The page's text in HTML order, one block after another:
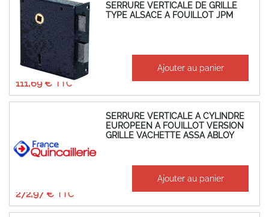
SERRURE VERTICALE DE GRILLE
TYPE ALSACE A FOUILLOT JPM
À partir de
111,69 €
93,07 € Ajouter au panier
SERRURE VERTICALE A CYLINDRE
EUROPEEN A FOUILLOT VERSION
GRILLE VACHETTE ASSA ABLOY
272,97 €
Ajouter au panier